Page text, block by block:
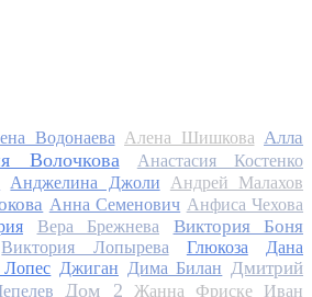
Водонаева Алена Шишкова Алла
Волочкова Анастасия Костенко
Анджелина Джоли
Андрей Малахов
Анна Семенович Анфиса Чехова
Вера Брежнева Виктория Боня
Виктория Лопырева Глюкоза
Дана
Джиган Дима Билан Дмитрий
Дом 2 Жанна Фриске
Иван